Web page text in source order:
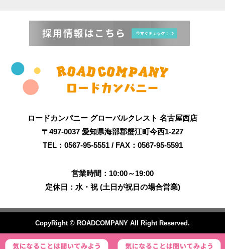
ロードカンパニー グローバルクレスト 名古屋西店
〒497-0037 愛知県海部郡蟹江町今西1-227
TEL：0567-95-5551 / FAX：0567-95-5591
営業時間：10:00～19:00
定休日：水・祝 (土日が祝日の場合営業)
CopyRight © ROADCOMPANY All Right Reserved.